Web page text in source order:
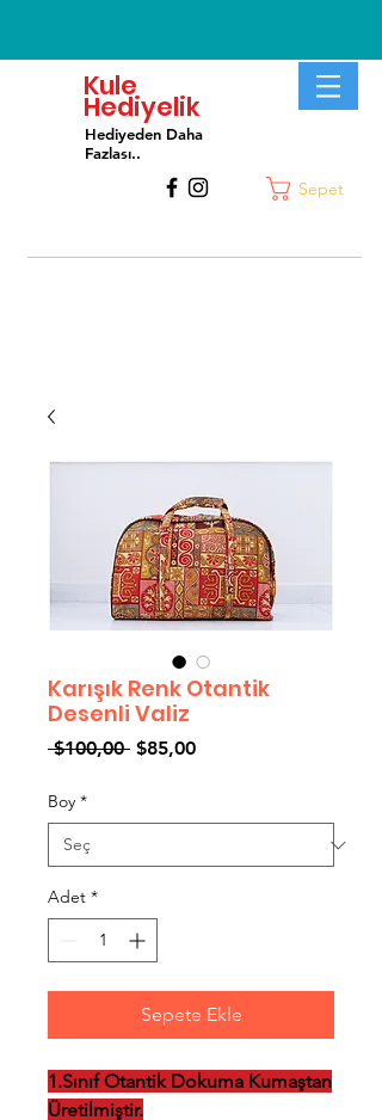
Kule
Hediyelik
Hediyeden Daha
Fazlası..
Sepet
Karışık Renk Otantik
Desenli Valiz
$100,00 Normal
$85,00İndirimli
Boy *
Adet *
Sepete Ekle
1.Sınıf Otantik Dokuma Kumaştan
Üretilmiştir.